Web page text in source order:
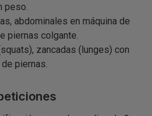
peso.
abdominales en máquina de
piernas colgante.
zancadas (lunges) con
piernas.